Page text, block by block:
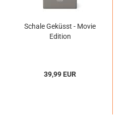
Schale Geküsst - Movie
Edition
39,99 EUR